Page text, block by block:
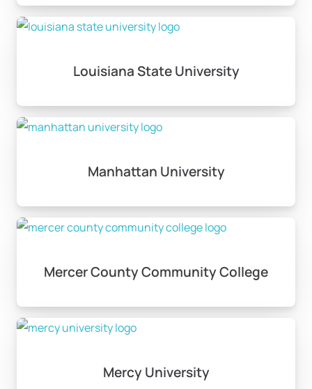
Louisiana State University
Manhattan University
Mercer County Community College
Mercy University